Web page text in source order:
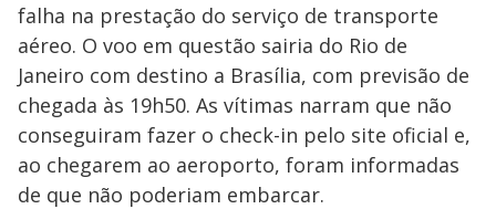
falha na prestação do serviço de transporte
aéreo. O voo em questão sairia do Rio de
Janeiro com destino a Brasília, com previsão de
chegada às 19h50. As vítimas narram que não
conseguiram fazer o check-in pelo site oficial e,
ao chegarem ao aeroporto, foram informadas
de que não poderiam embarcar.